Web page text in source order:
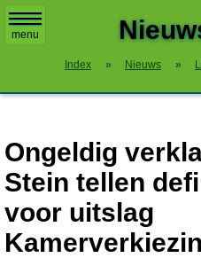
menu
Index » Nieuws »
Ongeldig
Stein tellen
voor uitslag